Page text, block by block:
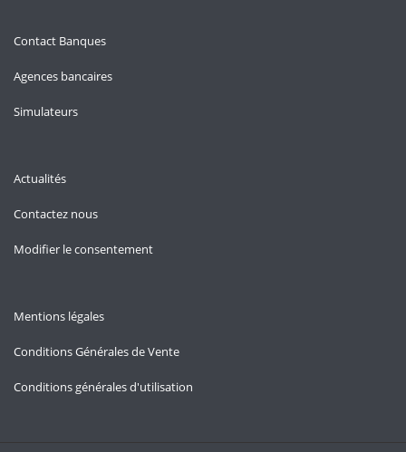
Contact Banques
Agences bancaires
Simulateurs
Actualités
Contactez nous
Modifier le consentement
Mentions légales
Conditions Générales de Vente
Conditions générales d'utilisation